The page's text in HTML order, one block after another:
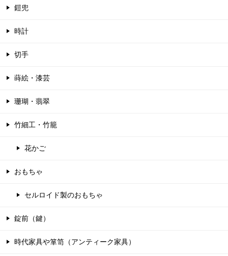
鎧兜
時計
切手
蒔絵・漆芸
珊瑚・翡翠
竹細工・竹籠
花かご
おもちゃ
セルロイド製のおもちゃ
錠前（鍵）
時代家具や箪笥（アンティーク家具）